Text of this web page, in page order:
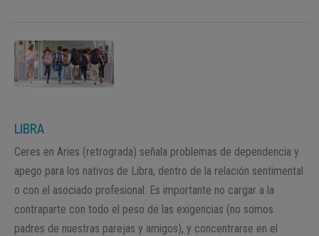
LIBRA
Ceres en Aries (retrograda) señala problemas de dependencia y
apego para los nativos de Libra, dentro de la relación sentimental
o con el asociado profesional. Es importante no cargar a la
contraparte con todo el peso de las exigencias (no somos
padres de nuestras parejas y amigos), y concentrarse en el